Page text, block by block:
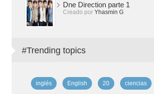
Dne Direction parte 1
Creado por Yhasmin G
#Trending topics
inglés English 20 ciencias